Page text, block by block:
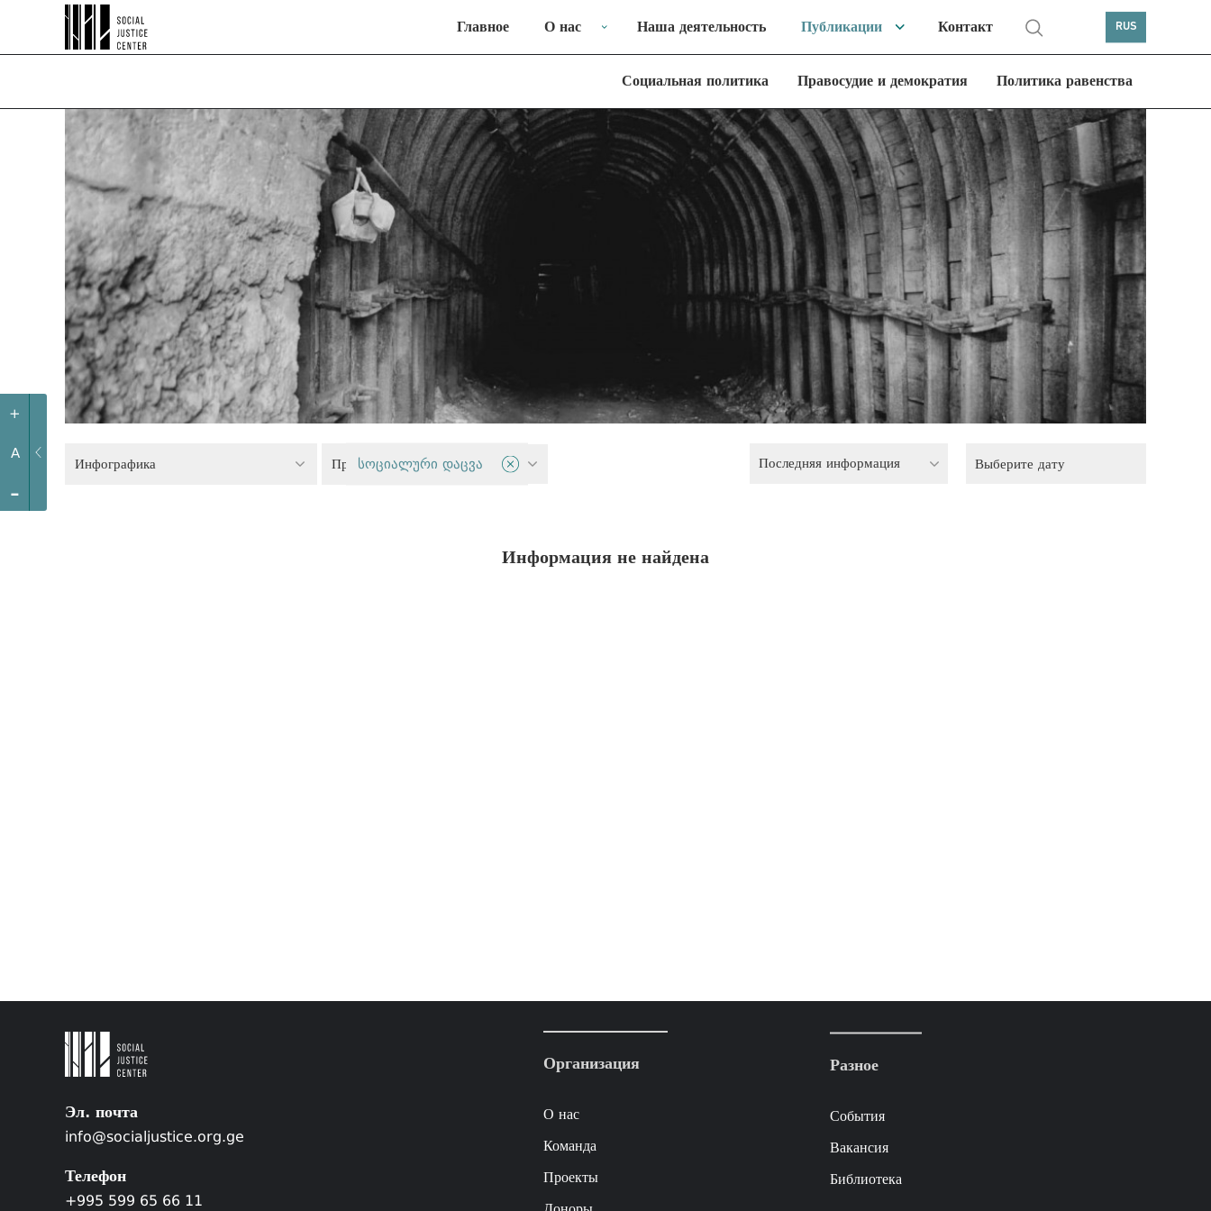
+
A
-
Главное О нас Наша деятельность Публикации Контакт RUS
Социальная политика Правосудие и демократия Политика равенства
Инфографика Право на труд
სოციალური დაცვა Последняя информация
Информация не найдена
Эл. почта
info@socialjustice.org.ge
Телефон
+995 599 65 66 11
Организация
О нас
Команда
Проекты
Разное
События
Вакансия
Библиотека